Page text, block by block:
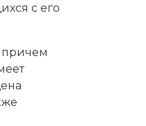
с его
причем